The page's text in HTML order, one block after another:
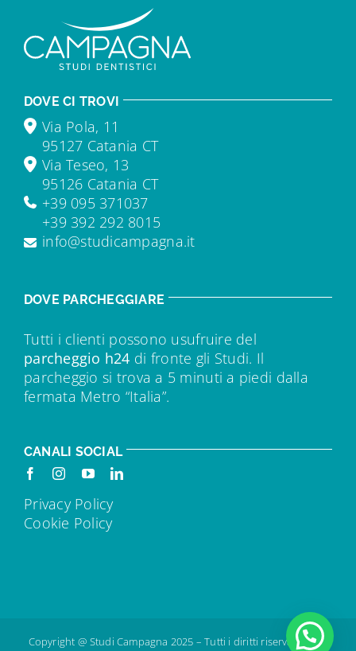
DOVE CI TROVI
Via Pola, 11
95127 Catania CT
Via Teseo, 13
95126 Catania CT
+39 095 371037
+39 392 292 8015
info@studicampagna.it
DOVE PARCHEGGIARE
Tutti i clienti possono usufruire del
parcheggio h24 di fronte gli Studi. Il
parcheggio si trova a 5 minuti a piedi dalla
fermata Metro “Italia”.
CANALI SOCIAL
Privacy Policy
Cookie Policy
Copyright @ Studi Campagna 2025 – Tutti i diritti riservati – IVA: